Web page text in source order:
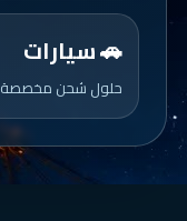
🚗 سيارات
حلول شحن مخصصة